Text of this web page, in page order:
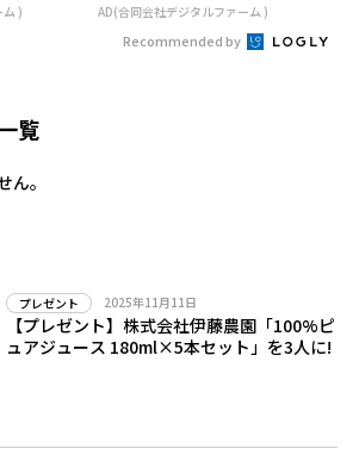
) AD(合同会社デジタルファーム )
Recommended by
覧
ん。
プレゼント 2025年11月11日
【プレゼント】株式会社伊藤農園「100%ピ
ュアジュース 180ml×5本セット」を3人に!